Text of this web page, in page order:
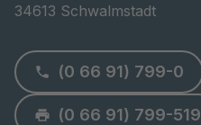
34613 Schwalmstadt
(0 66 91) 799-0
(0 66 91) 799-519